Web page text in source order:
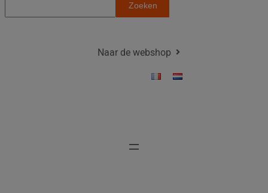
o
Zoeken
Naar de webshop